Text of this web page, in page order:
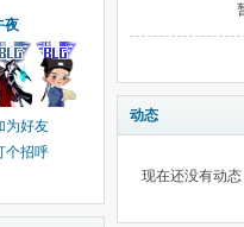
夜
为好友
个招呼
动态
现在还没有动态